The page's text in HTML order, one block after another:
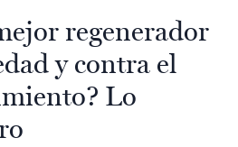
regenerador
y contra el
Lo